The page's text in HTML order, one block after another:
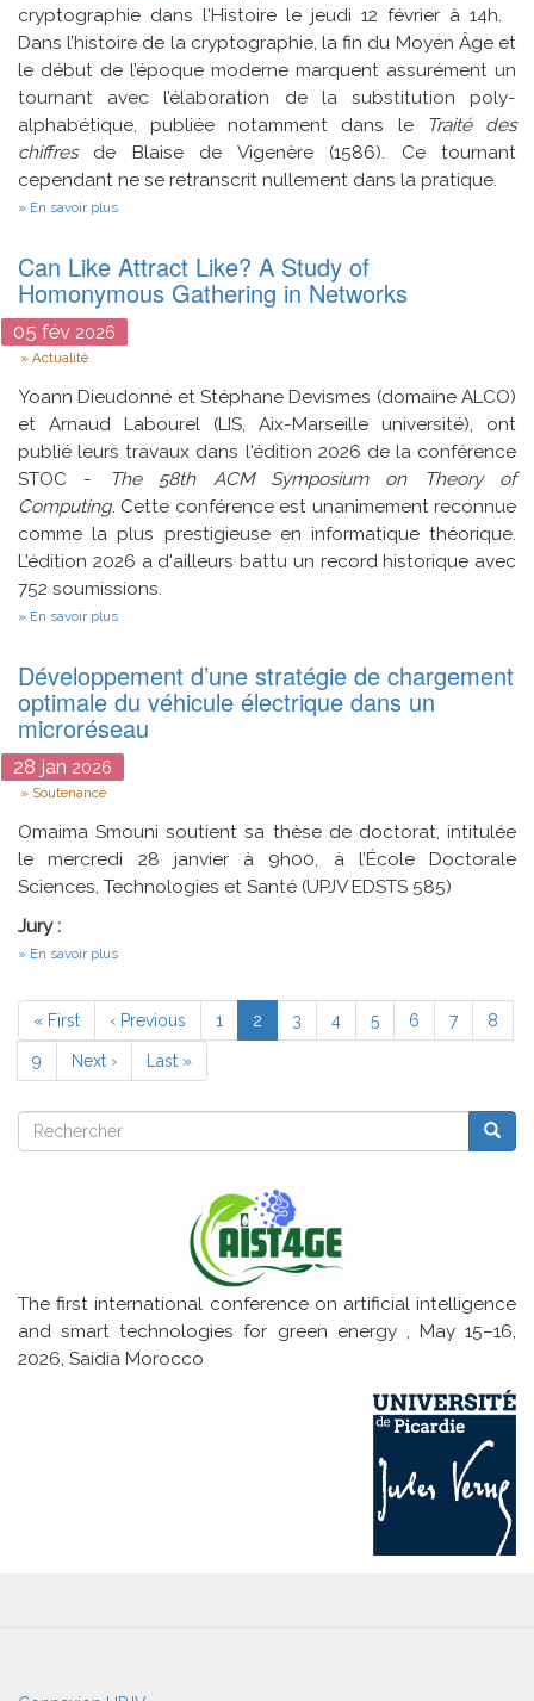
cryptographie dans l'Histoire le jeudi 12 février à 14h.
Dans l’histoire de la cryptographie, la fin du Moyen Âge et
le début de l’époque moderne marquent assurément un
tournant avec l’élaboration de la substitution poly-
alphabétique, publiée notamment dans le
Traité des
chiffresde Blaise de Vigenère (1586). Ce tournant
cependant ne se retranscrit nullement dans la pratique.
En savoir plus
pas
si
simple
:
de
chiffrement
en
France
aux
XVIe
et
XVIIe
siècles
Can Like Attract Like? A Study of
Homonymous Gathering in Networks
05 fév 2026
Type
Actualité
Yoann Dieudonné et Stéphane Devismes (domaine ALCO)
et Arnaud Labourel (LIS, Aix-Marseille université), ont
publié leurs travaux dans l'édition 2026 de la conférence
STOC -
The 58th ACM Symposium on Theory of
Computing. Cette conférence est unanimement reconnue
comme la plus prestigieuse en informatique théorique.
L'édition 2026 a d'ailleurs battu un record historique avec
752 soumissions.
En savoir plus
Attract
Like?
A
Study
Gathering
Networks
Développement d’une stratégie de chargement
optimale du véhicule électrique dans un
microréseau
28 jan 2026
Type
Soutenance
Omaima Smouni soutient sa thèse de doctorat, intitulée
le mercredi 28 janvier à 9h00, à l’École Doctorale
Sciences, Technologies et Santé (UPJV EDSTS 585)
Jury :
En savoir plus
de
chargement
optimale
du
dans
Pagination
Première
page
« First
Page
précédente
‹ Previous Page
1
Page
courante
2 Page
3 Page
4 Page
5 Page
6 Page
7 Page
8
Page
9
Page
suivante
Next ›
Dernière
page
Last »
Rechercher
Rechercher
The first international conference on artificial intelligence
and smart technologies for green energy , May 15–16,
2026, Saidia Morocco
User